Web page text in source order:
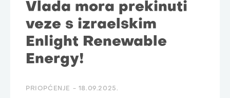
Vlada mora prekinuti
veze s izraelskim
Enlight Renewable
Energy!
PRIOPĆENJE - 18.09.2025.